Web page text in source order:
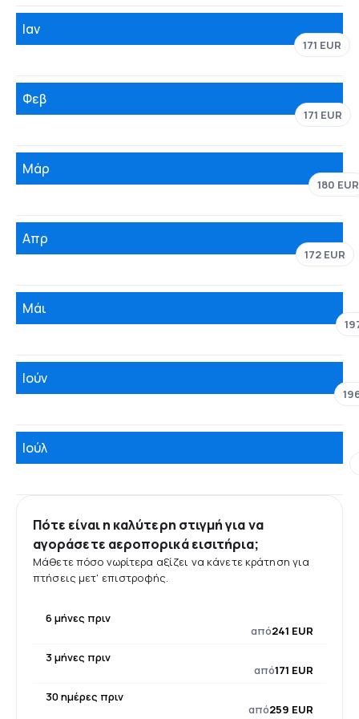
Ιαν
171 EUR
Φεβ
171 EUR
Μάρ
180 EUR
Απρ
172 EUR
Μάι
Ιούν
Ιούλ
Πότε είναι η καλύτερη στιγμή για να
αγοράσετε αεροπορικά εισιτήρια;
Μάθετε πόσο νωρίτερα αξίζει να κάνετε κράτηση για
πτήσεις μετ' επιστροφής.
6 μήνες πριν
από241 EUR
3 μήνες πριν
από171 EUR
30 ημέρες πριν
από259 EUR